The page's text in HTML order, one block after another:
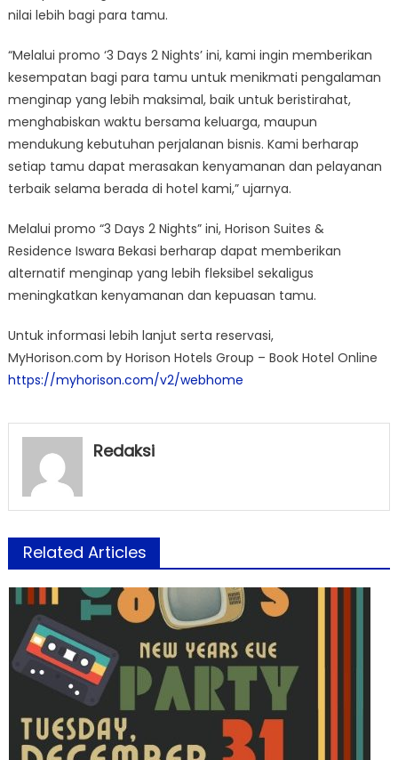
nilai lebih bagi para tamu.
“Melalui promo ‘3 Days 2 Nights’ ini, kami ingin memberikan
kesempatan bagi para tamu untuk menikmati pengalaman
menginap yang lebih maksimal, baik untuk beristirahat,
menghabiskan waktu bersama keluarga, maupun
mendukung kebutuhan perjalanan bisnis. Kami berharap
setiap tamu dapat merasakan kenyamanan dan pelayanan
terbaik selama berada di hotel kami,” ujarnya.
Melalui promo “3 Days 2 Nights” ini, Horison Suites &
Residence Iswara Bekasi berharap dapat memberikan
alternatif menginap yang lebih fleksibel sekaligus
meningkatkan kenyamanan dan kepuasan tamu.
Untuk informasi lebih lanjut serta reservasi,
MyHorison.com by Horison Hotels Group – Book Hotel Online
https://myhorison.com/v2/webhome
Redaksi
Related Articles